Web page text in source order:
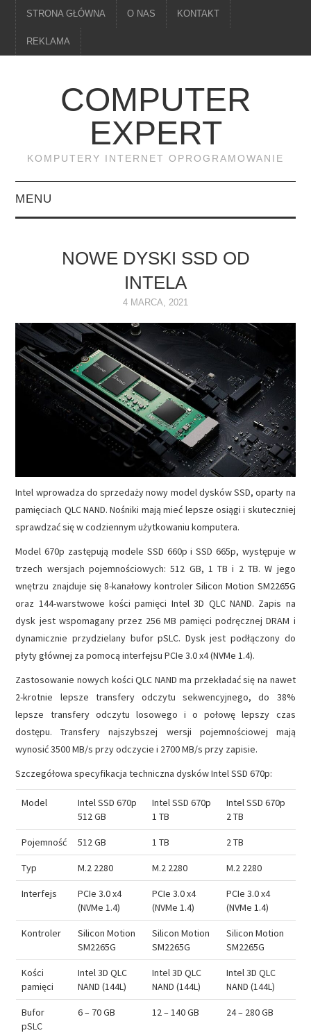
STRONA GŁÓWNA O NAS KONTAKT
REKLAMA
COMPUTER
EXPERT
KOMPUTERY INTERNET OPROGRAMOWANIE
MENU
DRUKARKI
NAPĘDY
OPROGRAMOWANIE
INTERNET
NOWE DYSKI SSD OD
INTELA
4 MARCA, 2021
Intel wprowadza do sprzedaży nowy model dysków SSD, oparty na
pamięciach QLC NAND. Nośniki mają mieć lepsze osiągi i skuteczniej
sprawdzać się w codziennym użytkowaniu komputera.
Model 670p zastępują modele SSD 660p i SSD 665p, występuje w
trzech wersjach pojemnościowych: 512 GB, 1 TB i 2 TB. W jego
wnętrzu znajduje się 8-kanałowy kontroler Silicon Motion SM2265G
oraz 144-warstwowe kości pamięci Intel 3D QLC NAND. Zapis na
dysk jest wspomagany przez 256 MB pamięci podręcznej DRAM i
dynamicznie przydzielany bufor pSLC. Dysk jest podłączony do
płyty głównej za pomocą interfejsu PCIe 3.0 x4 (NVMe 1.4).
Zastosowanie nowych kości QLC NAND ma przekładać się na nawet
2-krotnie lepsze transfery odczytu sekwencyjnego, do 38%
lepsze transfery odczytu losowego i o połowę lepszy czas
dostępu. Transfery najszybszej wersji pojemnościowej mają
wynosić 3500 MB/s przy odczycie i 2700 MB/s przy zapisie.
Szczegółowa specyfikacja techniczna dysków Intel SSD 670p:
Model
Intel SSD 670p
512 GB
Intel SSD 670p
1 TB
Intel SSD 670p
2 TB
Pojemność 512 GB 1 TB 2 TB
Typ M.2 2280 M.2 2280 M.2 2280
Interfejs
PCIe 3.0 x4
(NVMe 1.4)
PCIe 3.0 x4
(NVMe 1.4)
PCIe 3.0 x4
(NVMe 1.4)
Kontroler
Silicon Motion
SM2265G
Silicon Motion
SM2265G
Silicon Motion
SM2265G
Kości
pamięci
Intel 3D QLC
NAND (144L)
Intel 3D QLC
NAND (144L)
Intel 3D QLC
NAND (144L)
Bufor
pSLC
6 – 70 GB 12 – 140 GB 24 – 280 GB